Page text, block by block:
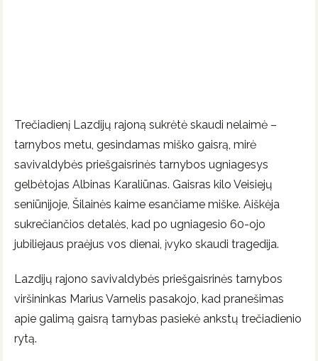
Trečiadienį Lazdijų rajoną sukrėtė skaudi nelaimė –
tarnybos metu, gesindamas miško gaisrą, mirė
savivaldybės priešgaisrinės tarnybos ugniagesys
gelbėtojas Albinas Karaliūnas. Gaisras kilo Veisiejų
seniūnijoje, Šilainės kaime esančiame miške. Aiškėja
sukrečiančios detalės, kad po ugniagesio 60-ojo
jubiliejaus praėjus vos dienai, įvyko skaudi tragedija.
Lazdijų rajono savivaldybės priešgaisrinės tarnybos
viršininkas Marius Varnelis pasakojo, kad pranešimas
apie galimą gaisrą tarnybas pasiekė ankstų trečiadienio
rytą.